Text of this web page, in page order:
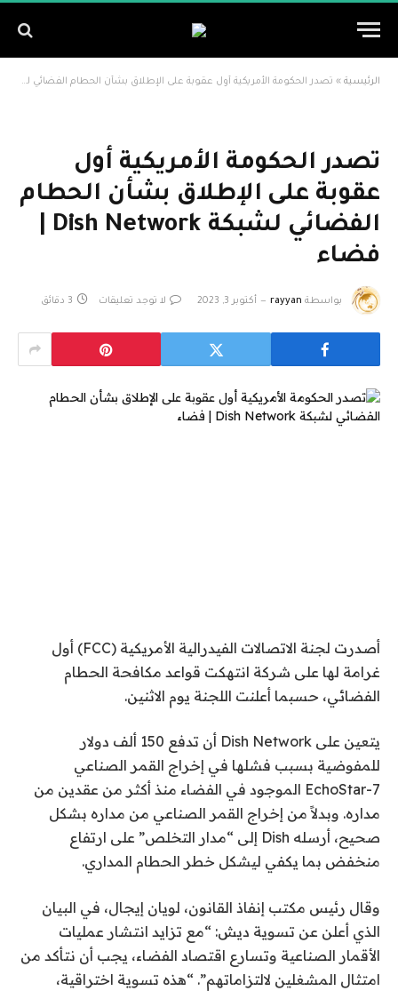
الرئيسية » تصدر الحكومة الأمريكية أول عقوبة على الإطلاق بشأن الحطام الفضائي لشبكة Dish Network | فضاء
تصدر الحكومة الأمريكية أول
عقوبة على الإطلاق بشأن الحطام
فضاء
بواسطة rayyan أكتوبر 3, 2023 لا توجد تعليقات 3 دقائق
أصدرت لجنة الاتصالات الفيدرالية الأمريكية (FCC) أول
غرامة لها على شركة انتهكت قواعد مكافحة الحطام
الفضائي، حسبما أعلنت اللجنة يوم الاثنين.
يتعين على Dish Network أن تدفع 150 ألف دولار
للمفوضية بسبب فشلها في إخراج القمر الصناعي
EchoStar-7 الموجود في الفضاء منذ أكثر من عقدين من
مداره. وبدلاً من إخراج القمر الصناعي من مداره بشكل
صحيح، أرسله Dish إلى “مدار التخلص” على ارتفاع
منخفض بما يكفي ليشكل خطر الحطام المداري.
وقال رئيس مكتب إنفاذ القانون، لويان إيجال، في البيان
الذي أعلن عن تسوية ديش: “مع تزايد انتشار عمليات
الأقمار الصناعية وتسارع اقتصاد الفضاء، يجب أن نتأكد من
امتثال المشغلين لالتزاماتهم”. “هذه تسوية اختراقية،